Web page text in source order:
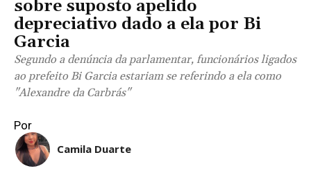
sobre suposto apelido
depreciativo dado a ela por Bi
Garcia
Segundo a denúncia da parlamentar, funcionários ligados
ao prefeito Bi Garcia estariam se referindo a ela como
"Alexandre da Carbrás"
Por
Camila Duarte